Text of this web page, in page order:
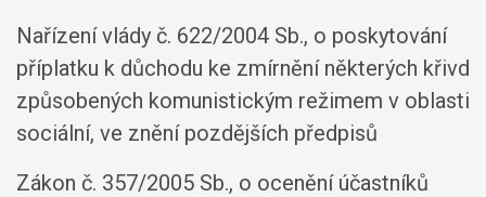
Nařízení vlády č. 622/2004 Sb., o poskytování
příplatku k důchodu ke zmírnění některých křivd
způsobených komunistickým režimem v oblasti
sociální, ve znění pozdějších předpisů
Zákon č. 357/2005 Sb., o ocenění účastníků